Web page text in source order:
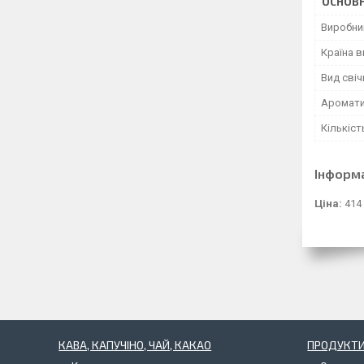
Країна
Вид
Ціна: 414
КАВА, КАПУЧІНО, ЧАЙ, КАКАО